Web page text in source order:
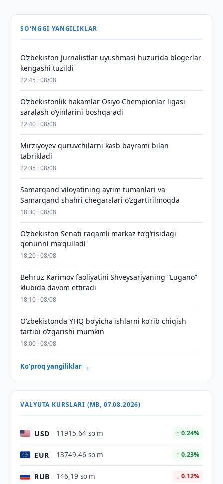
SO'NGGI YANGILIKLAR
O‘zbekiston Jurnalistlar uyushmasi huzurida blogerlar
kengashi tuzildi
22:45 · 08/08
O‘zbekistonlik hakamlar Osiyo Chempionlar ligasi
saralash o‘yinlarini boshqaradi
22:40 · 08/08
Mirziyoyev quruvchilarni kasb bayrami bilan
tabrikladi
22:35 · 08/08
Samarqand viloyatining ayrim tumanlari va
Samarqand shahri chegaralari oʻzgartirilmoqda
18:30 · 08/08
Oʻzbekiston Senati raqamli markaz toʻgʻrisidagi
qonunni maʼqulladi
18:20 · 08/08
Behruz Karimov faoliyatini Shveysariyaning “Lugano”
klubida davom ettiradi
18:10 · 08/08
O‘zbekistonda YHQ bo‘yicha ishlarni ko‘rib chiqish
tartibi o‘zgarishi mumkin
18:00 · 08/08
Ko'proq yangiliklar →
VALYUTA KURSLARI (MB, 07.08.2026)
USD 11915,64 so'm ↑ 0.24%
EUR 13749,46 so'm ↑ 0.23%
RUB 146,19 so'm ↓ 0.12%